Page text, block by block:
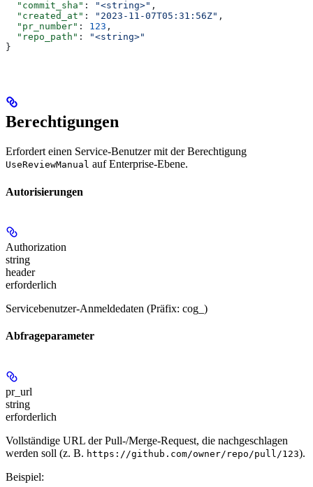
  "commit_sha"
: "<string>" ,
  "created_at"
: "2023-11-07T05:31:56Z" ,
  "pr_number"
: 123 ,
  "repo_path"
:
"<string>"
}
Berechtigungen
Erfordert einen Service-Benutzer mit der Berechtigung
UseReviewManual auf Enterprise-Ebene.
Autorisierungen
Authorization
string
header
erforderlich
Servicebenutzer-Anmeldedaten (Präfix: cog_)
Abfrageparameter
pr_url
string
erforderlich
Vollständige URL der Pull-/Merge-Request, die nachgeschlagen
werden soll (z. B. https://github.com/owner/repo/pull/123).
Beispiel: